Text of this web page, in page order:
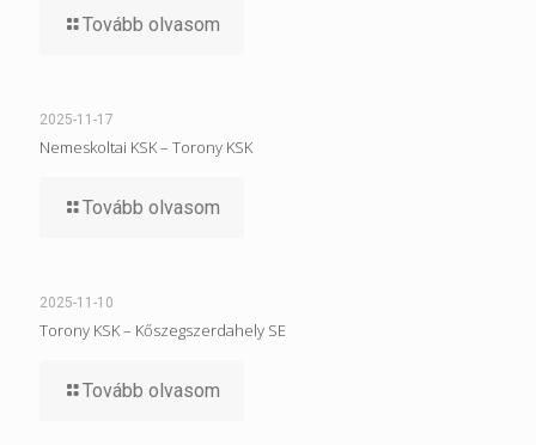
Tovább olvasom
2025-11-17
Nemeskoltai KSK – Torony KSK
Tovább olvasom
2025-11-10
Torony KSK – Kőszegszerdahely SE
Tovább olvasom